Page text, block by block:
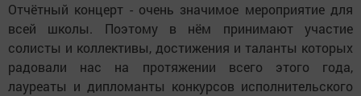
Отчётный концерт - очень значимое мероприятие для
всей школы. Поэтому в нём принимают участие
солисты и коллективы, достижения и таланты которых
радовали нас на протяжении всего этого года,
лауреаты и дипломанты конкурсов исполнительского